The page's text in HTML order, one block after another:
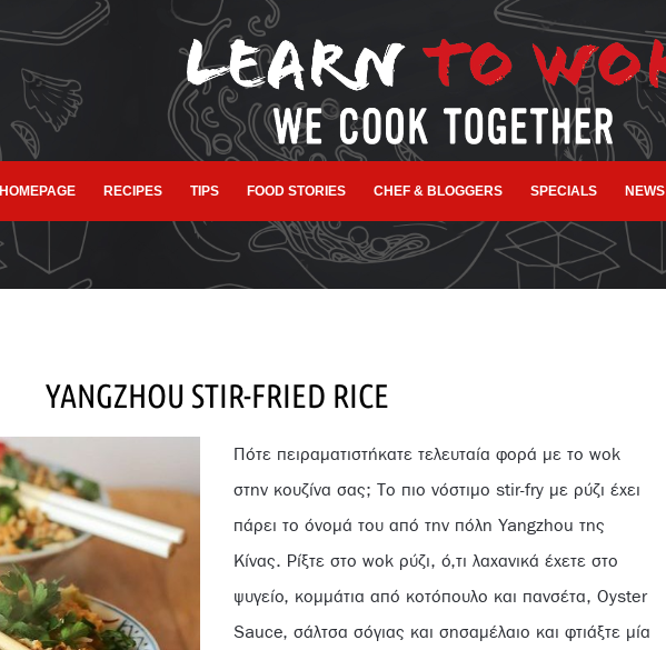
HOMEPAGE RECIPES TIPS FOOD STORIES CHEF & BLOGGERS SPECIALS NEWS
YANGZHOU STIR-FRIED RICE
Πότε πειραματιστήκατε τελευταία φορά με το wok
στην κουζίνα σας; Τo πιο νόστιμο stir-fry με ρύζι έχει
πάρει το όνομά του από την πόλη Yangzhou της
Κίνας. Ρίξτε στο wok ρύζι, ό,τι λαχανικά έχετε στο
ψυγείο, κομμάτια από κοτόπουλο και πανσέτα, Oyster
Sauce, σάλτσα σόγιας και σησαμέλαιο και φτιάξτε μία